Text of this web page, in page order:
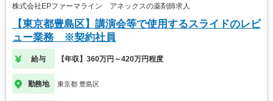
株式会社EPファーマライン アネックスの薬剤師求人
【東京都豊島区】講演会等で使用するスライドのレビ
ュー業務 ※契約社員
給与 【年収】360万円～420万円程度
勤務地 東京都 豊島区